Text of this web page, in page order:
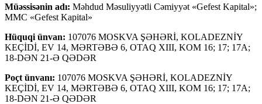
Müəssisənin adı: Məhdud Məsuliyyətli Cəmiyyət «Gefest Kapital»;
MMC «Gefest Kapital»
Hüquqi ünvan: 107076 MOSKVA ŞƏHƏRİ, KOLADEZNİY
KEÇİDİ, EV 14, MƏRTƏBƏ 6, OTAQ XIII, KOM 16; 17; 17A;
18-DƏN 21-Ə QƏDƏR
Poçt ünvanı: 107076 MOSKVA ŞƏHƏRİ, KOLADEZNİY
KEÇİDİ, EV 14, MƏRTƏBƏ 6, OTAQ XIII, KOM 16; 17; 17A;
18-DƏN 21-Ə QƏDƏR